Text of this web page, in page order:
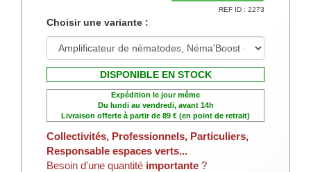
REF ID : 2273
Choisir une variante :
DISPONIBLE EN STOCK
Expédition le jour même
Du lundi au vendredi, avant 14h
Livraison offerte à partir de 89 € (en point de retrait)
Collectivités, Professionnels, Particuliers,
Responsable espaces verts...
Besoin d'une quantité importante ?